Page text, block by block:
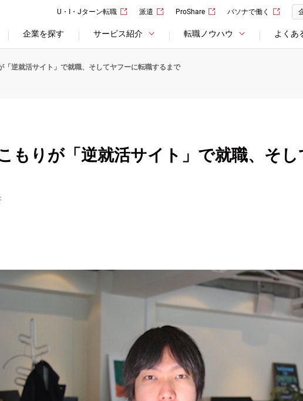
U・I・Jターン転職 派遣 ProShare パソナで働く
企業を探す サービス紹介 転職ノウハウ よくあ
「逆就活サイト」で就職、そしてヤフーに転職するまで
もりが「逆就活サイト」で就職、そ